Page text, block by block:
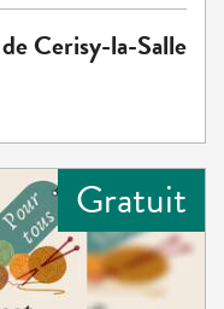
Cerisy-la-Salle
Gratuit